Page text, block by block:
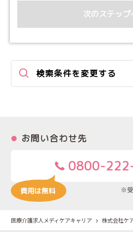
次のステップ
検索条件を変更する
お問い合わせ先
0800-
※
医療介護求人メディケアキャリア 株式会社ケ